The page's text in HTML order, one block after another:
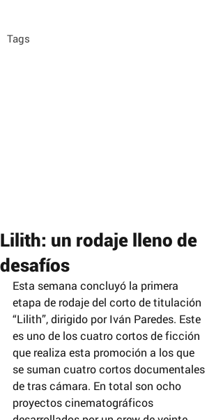
Tags
Lilith: un rodaje lleno de
desafíos
Esta semana concluyó la primera
etapa de rodaje del corto de titulación
“Lilith”, dirigido por Iván Paredes. Este
es uno de los cuatro cortos de ficción
que realiza esta promoción a los que
se suman cuatro cortos documentales
de tras cámara. En total son ocho
proyectos cinematográficos